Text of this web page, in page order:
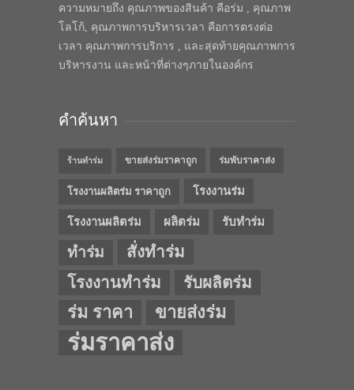
ความหมายถึง คุณภาพของสินค้า คือร่ม , คุณภาพ
โลโก้, คุณภาพการบริหารเวลา คือการตรงต่อ
เวลา คุณภาพการบริการ , และสุดท้ายคุณภาพการ
บริหารงาน และหน้าที่ต่างๆภายในองค์กร
คำค้นหา
ร้านทำร่ม ขายส่งร่มราคาถูก ร่มพับราคาส่ง
โรงงานผลิตร่ม ราคาถูก โรงงานร่ม
โรงงานผลิตร่ม ผลิตร่ม รับทำร่ม
ทำร่ม
สั่งทำร่ม
โรงงานทำร่ม
รับผลิตร่ม
ร่ม ราคา ขายส่งร่ม
ร่มราคาส่ง